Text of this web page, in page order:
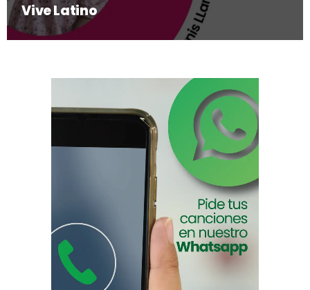
Vive Latino